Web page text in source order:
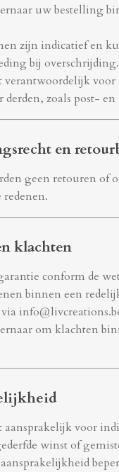
uw bestelling
zijn indicatief en
bij overschrijding.
verantwoordelijk
derden, zoals post-
en
geen retouren of
klachten
conform de
binnen een
om klachten
voor
winst of